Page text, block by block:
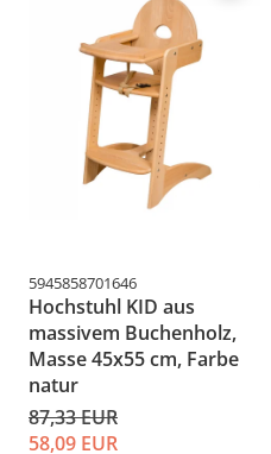
Material:
Materialart für Rahmen:
ABMESSUNGEN
Tischabmessungen
5945858701646
Hochstuhl KID aus
massivem Buchenholz,
Masse 45x55 cm, Farbe
natur
87,33 EUR
58,09 EUR